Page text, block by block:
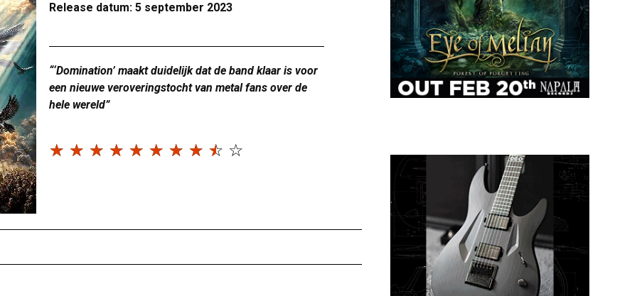
Release datum: 5 september 2023
“‘Domination’ maakt duidelijk dat de band klaar is voor
een nieuwe veroveringstocht van metal fans over de
hele wereld”
☆ ☆ ☆ ☆ ☆ ☆ ☆ ☆ ☆ ☆